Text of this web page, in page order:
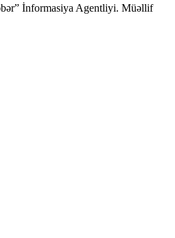
İnformasiya Agentliyi. Müəllif